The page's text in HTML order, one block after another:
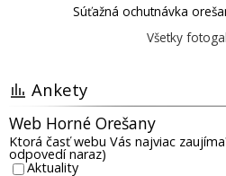
Súťažná ochutnávka
Všetky
Ankety
Web Horné Orešany
Ktorá časť webu Vás najviac
odpovedí naraz)
Aktuality